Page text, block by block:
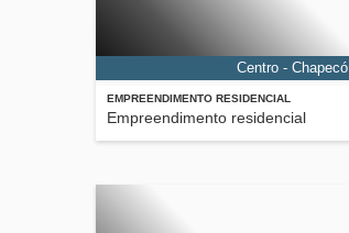
EMPREENDIMENTO RESIDENCIAL
Empreendimento residencial
Centro - Chapecó